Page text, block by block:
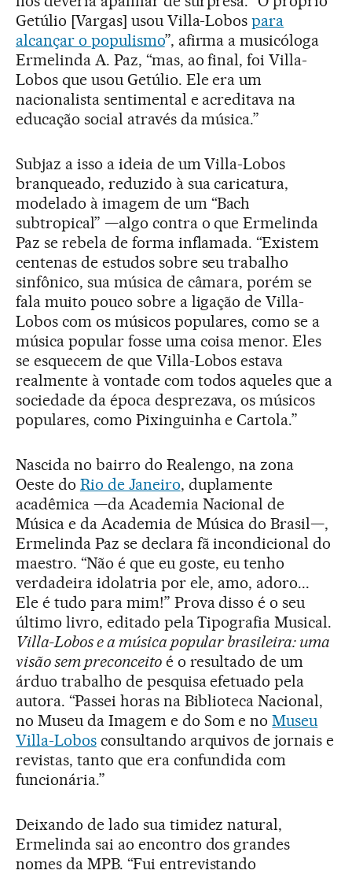
Getúlio [Vargas] usou Villa-Lobospara
alcançar o populismo”, afirma a musicóloga
Ermelinda A. Paz, “mas, ao final, foi Villa-
Lobos que usou Getúlio. Ele era um
nacionalista sentimental e acreditava na
educação social através da música.”
Subjaz a isso a ideia de um Villa-Lobos
branqueado, reduzido à sua caricatura,
modelado à imagem de um “Bach
subtropical” —algo contra o que Ermelinda
Paz se rebela de forma inflamada. “Existem
centenas de estudos sobre seu trabalho
sinfônico, sua música de câmara, porém se
fala muito pouco sobre a ligação de Villa-
Lobos com os músicos populares, como se a
música popular fosse uma coisa menor. Eles
se esquecem de que Villa-Lobos estava
realmente à vontade com todos aqueles que a
sociedade da época desprezava, os músicos
populares, como Pixinguinha e Cartola.”
Nascida no bairro do Realengo, na zona
Oeste do Rio de Janeiro, duplamente
acadêmica —da Academia Nacional de
Música e da Academia de Música do Brasil—,
Ermelinda Paz se declara fã incondicional do
maestro. “Não é que eu goste, eu tenho
verdadeira idolatria por ele, amo, adoro...
Ele é tudo para mim!” Prova disso é o seu
último livro, editado pela Tipografia Musical.
Villa-Lobos e a música popular brasileira: uma
visão sem preconceitoé o resultado de um
árduo trabalho de pesquisa efetuado pela
autora. “Passei horas na Biblioteca Nacional,
no Museu da Imagem e do Som e noMuseu
Villa-Lobosconsultando arquivos de jornais e
revistas, tanto que era confundida com
funcionária.”
Deixando de lado sua timidez natural,
Ermelinda sai ao encontro dos grandes
nomes da MPB. “Fui entrevistando